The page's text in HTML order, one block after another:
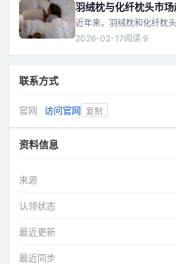
羽绒枕与化纤枕头市
近年来，羽绒枕和化纤枕
注重健康与舒适。本文分
2026-02-17阅读 9
联系方式
官网 访问官网 复制
资料信息
来源
认领状态
最近更新
最近同步